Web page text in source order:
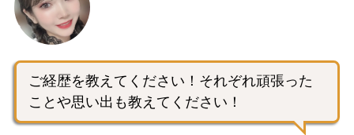
ご経歴を教えてください！それぞれ頑張った
ことや思い出も教えてください！